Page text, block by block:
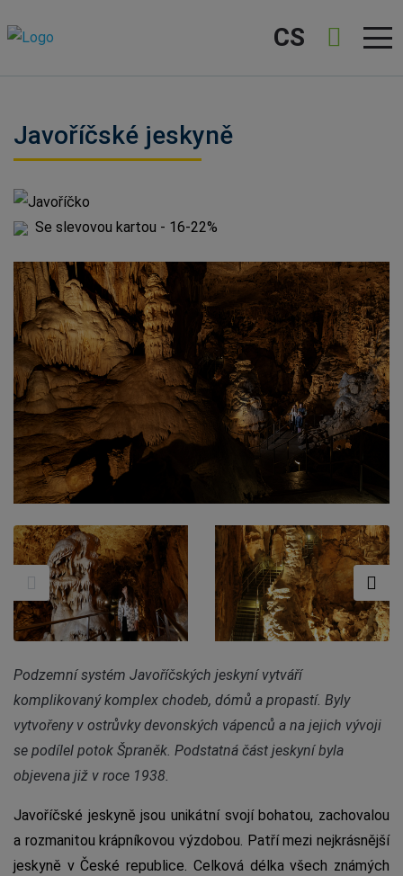
CS
Javoříčské jeskyně
Javoříčko
Se slevovou kartou - 16-22%
Podzemní systém Javoříčských jeskyní vytváří
komplikovaný komplex chodeb, dómů a propastí. Byly
vytvořeny v ostrůvky devonských vápenců a na jejich vývoji
se podílel potok Špraněk. Podstatná část jeskyní byla
objevena již v roce 1938.
Javoříčské jeskyně jsou unikátní svojí bohatou, zachovalou
a rozmanitou krápníkovou výzdobou. Patří mezi nejkrásnější
jeskyně v České republice. Celková délka všech známých